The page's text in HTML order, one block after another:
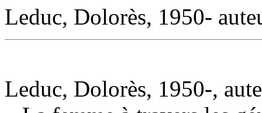
Leduc, Dolorès, 1950-
Leduc, Dolorès, 1950-,